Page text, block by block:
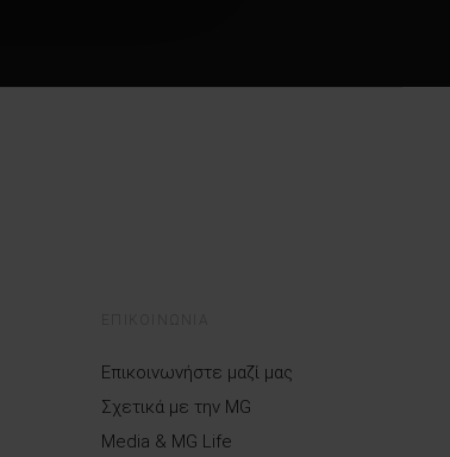
Επικοινωνήστε μαζί μας
Σχετικά με την MG
Media & MG Life